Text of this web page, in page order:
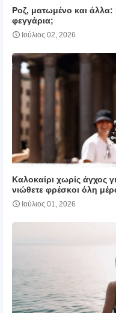
Ροζ, ματωμένο και άλλα:
φεγγάρια;
Ιούλιος 02, 2026
Καλοκαίρι χωρίς άγχος
νιώθετε φρέσκοι όλη
Ιούλιος 01, 2026